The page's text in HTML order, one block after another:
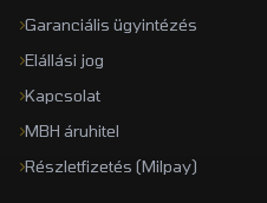
Garanciális ügyintézés
Elállási jog
Kapcsolat
MBH áruhitel
Részletfizetés (Milpay)